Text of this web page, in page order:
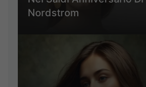
Nordstrom